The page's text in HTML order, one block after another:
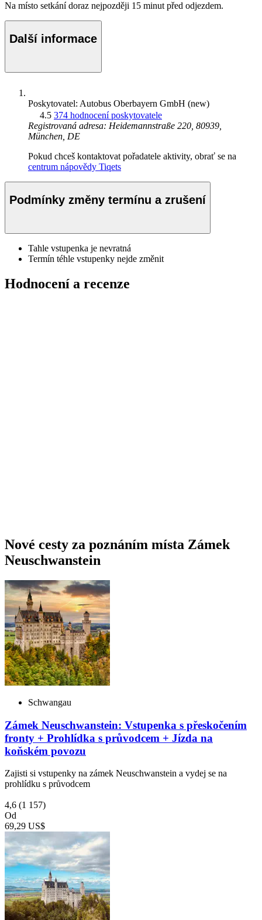
Na místo setkání doraz nejpozději 15 minut před odjezdem.
Další informace
Poskytovatel: Autobus Oberbayern GmbH (new)
4.5 374 hodnocení poskytovatele
Registrovaná adresa: Heidemannstraße 220, 80939,
München, DE
Pokud chceš kontaktovat pořadatele aktivity, obrať se na
centrum nápovědy Tiqets
Podmínky změny termínu a zrušení
Tahle vstupenka je nevratná
Termín téhle vstupenky nejde změnit
Hodnocení a recenze
Nové cesty za poznáním místa Zámek
Neuschwanstein
Schwangau
Zámek Neuschwanstein: Vstupenka s přeskočením
fronty + Prohlídka s průvodcem + Jízda na
koňském povozu
Zajisti si vstupenky na zámek Neuschwanstein a vydej se na
prohlídku s průvodcem
4,6 (1 157)
Od
69,29 US$